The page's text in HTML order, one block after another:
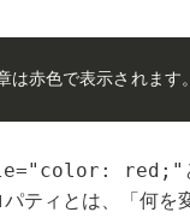
は赤色で表示されます。
red;"
ティとは、「何を